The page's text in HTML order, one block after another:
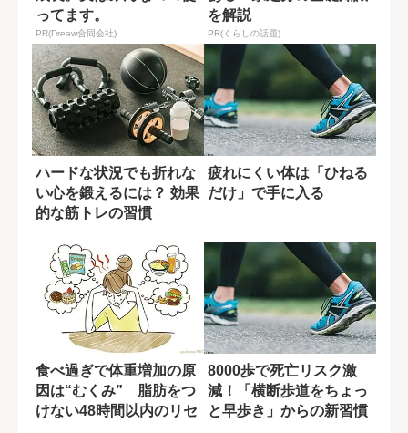
ってます。
PR(Dreaw合同会社)
を解説
PR(くらしの話題)
ハードな状況でも折れな
い心を鍛えるには？ 効果
的な筋トレの習慣
疲れにくい体は「ひねる
だけ」で手に入る
食べ過ぎで体重増加の原
因は“むくみ” 脂肪をつ
けない48時間以内のリセ
8000歩で死亡リスク激
減！「横断歩道をちょっ
と早歩き」からの新習慣